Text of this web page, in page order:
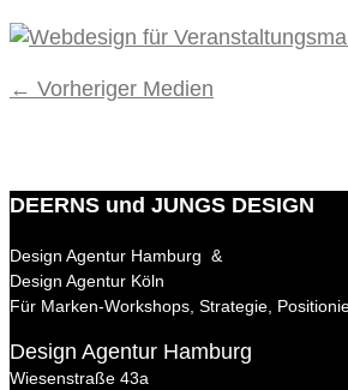
← Vorheriger Medien
DEERNS und JUNGS DESIGN
Design Agentur Hamburg &
Design Agentur Köln
Für Marken-Workshops, Strategie,
Design Agentur Hamburg
Wiesenstraße 43a